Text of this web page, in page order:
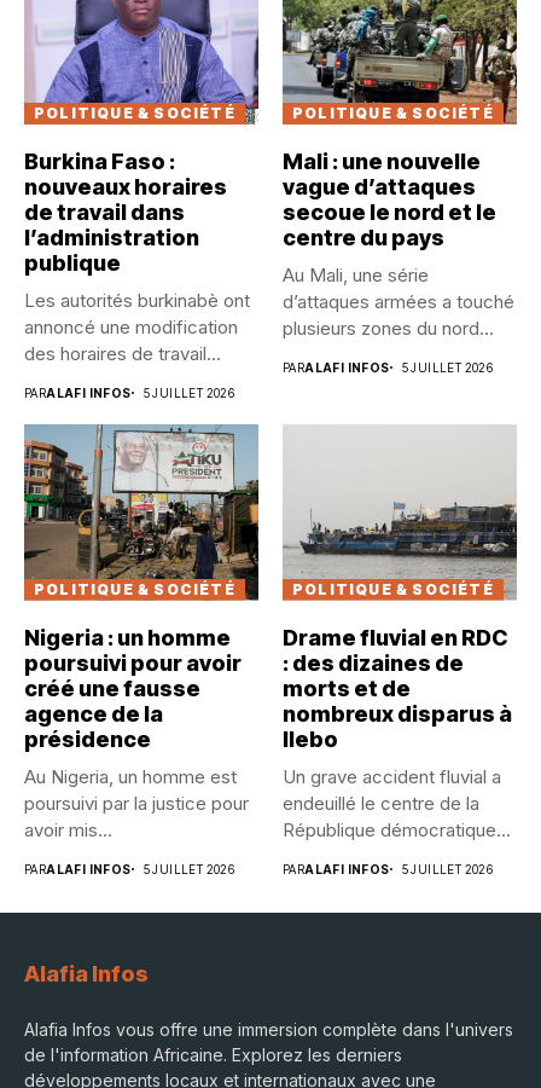
POLITIQUE & SOCIÉTÉ
Burkina Faso :
nouveaux horaires
de travail dans
l’administration
publique
Les autorités burkinabè ont
annoncé une modification
des horaires de travail
PARALAFI INFOS 5 JUILLET 2026
POLITIQUE & SOCIÉTÉ
Mali : une nouvelle
vague d’attaques
secoue le nord et le
centre du pays
Au Mali, une série
d’attaques armées a touché
plusieurs zones du nord...
PARALAFI INFOS 5 JUILLET 2026
POLITIQUE & SOCIÉTÉ
Nigeria : un homme
poursuivi pour avoir
créé une fausse
agence de la
présidence
Au Nigeria, un homme est
poursuivi par la justice pour
avoir mis...
PARALAFI INFOS 5 JUILLET 2026
POLITIQUE & SOCIÉTÉ
Drame fluvial en RDC
: des dizaines de
morts et de
nombreux disparus à
Ilebo
Un grave accident fluvial a
endeuillé le centre de la
République démocratique...
PARALAFI INFOS 5 JUILLET 2026
Alafia Infos
Alafia Infos vous offre une immersion complète dans l'univers
de l'information Africaine. Explorez les derniers
développements locaux et internationaux avec une